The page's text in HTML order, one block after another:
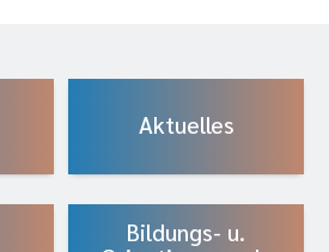
Aktuelles
Bildungs- u.